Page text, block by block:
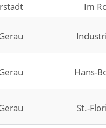
Im
Hans-
St.-